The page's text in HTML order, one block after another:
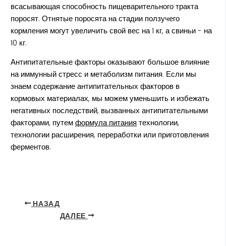
всасывающая способность пищеварительного тракта
поросят. Отнятые поросята на стадии ползучего
кормления могут увеличить свой вес на 1 кг, а свиньи - на
10 кг.
Антипитательные факторы оказывают большое влияние
на иммунный стресс и метаболизм питания. Если мы
знаем содержание антипитательных факторов в
кормовых материалах, мы можем уменьшить и избежать
негативных последствий, вызванных антипитательными
факторами, путем формула питания технологии,
технологии расширения, переработки или приготовления
ферментов.
НАЗАД
ДАЛЕЕ